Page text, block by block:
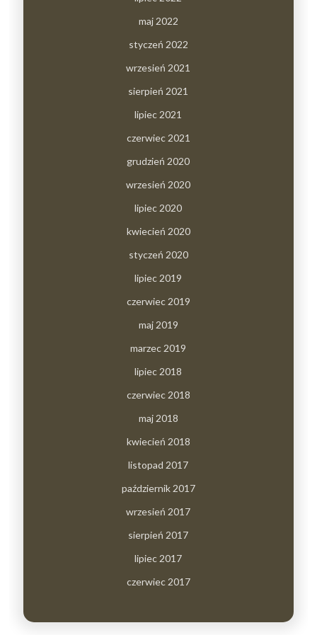
maj 2022
styczeń 2022
wrzesień 2021
sierpień 2021
lipiec 2021
czerwiec 2021
grudzień 2020
wrzesień 2020
lipiec 2020
kwiecień 2020
styczeń 2020
lipiec 2019
czerwiec 2019
maj 2019
marzec 2019
lipiec 2018
czerwiec 2018
maj 2018
kwiecień 2018
listopad 2017
październik 2017
wrzesień 2017
sierpień 2017
lipiec 2017
czerwiec 2017